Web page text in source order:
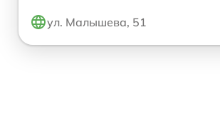
ул. Малышева, 51